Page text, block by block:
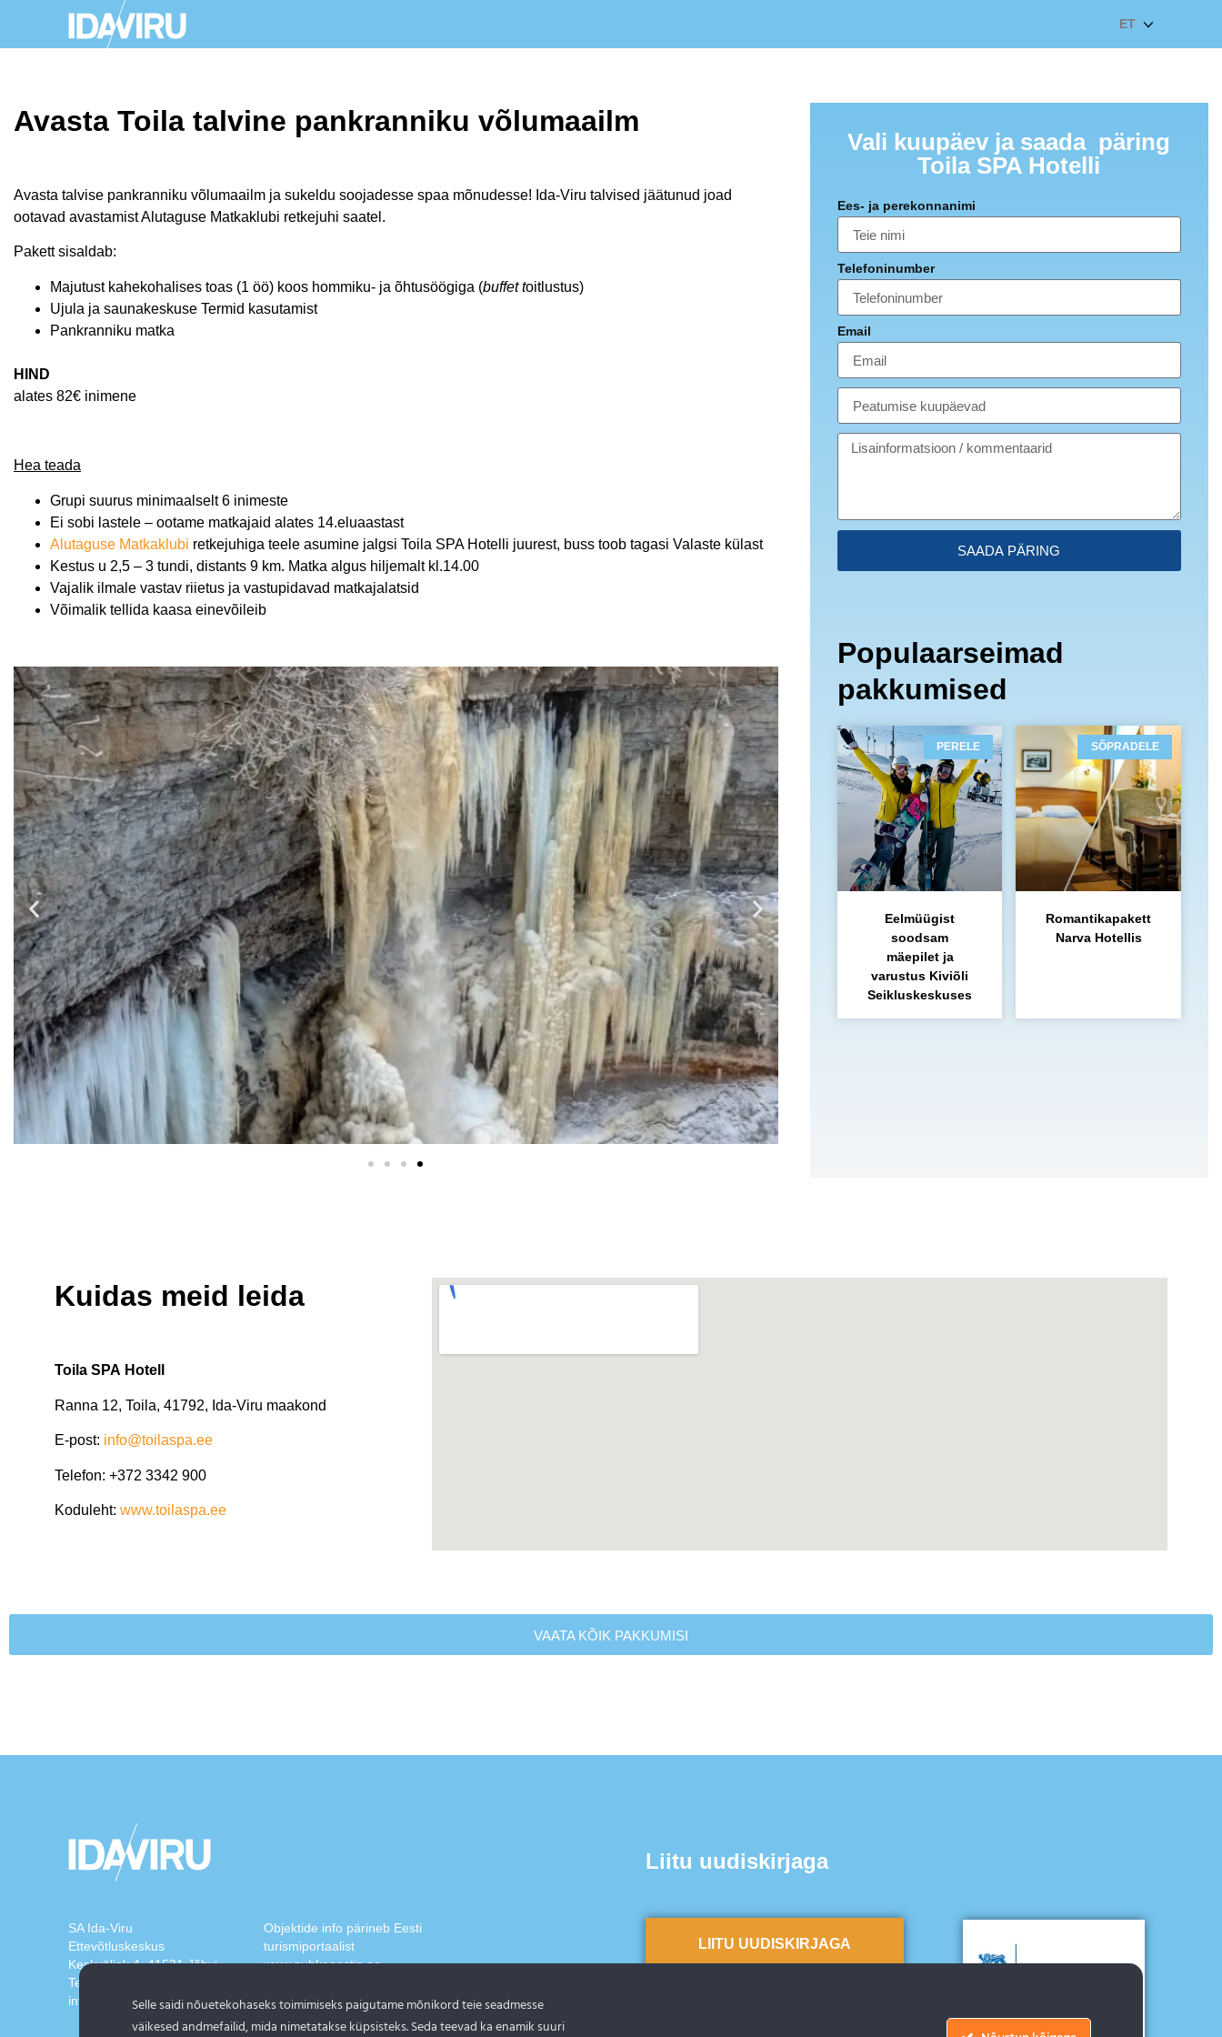
ET
Avasta Toila talvine pankranniku võlumaailm
Avasta talvise pankranniku võlumaailm ja sukeldu soojadesse spaa mõnudesse! Ida-Viru talvised jäätunud joad
ootavad avastamist Alutaguse Matkaklubi retkejuhi saatel.
Pakett sisaldab:
Majutust kahekohalises toas (1 öö) koos hommiku- ja õhtusöögiga (buffet toitlustus)
Ujula ja saunakeskuse Termid kasutamist
Pankranniku matka
HIND
alates 82€ inimene
Hea teada
Grupi suurus minimaalselt 6 inimeste
Ei sobi lastele – ootame matkajaid alates 14.eluaastast
Alutaguse Matkaklubi retkejuhiga teele asumine jalgsi Toila SPA Hotelli juurest, buss toob tagasi Valaste külast
Kestus u 2,5 – 3 tundi, distants 9 km. Matka algus hiljemalt kl.14.00
Vajalik ilmale vastav riietus ja vastupidavad matkajalatsid
Võimalik tellida kaasa einevõileib
Vali kuupäev ja saada päring
Toila SPA Hotelli
Ees- ja perekonnanimi
Telefoninumber
Email
SAADA PÄRING
Populaarseimad
pakkumised
PERELE
Eelmüügist
soodsam
mäepilet ja
varustus Kiviõli
Seikluskeskuses
SÕPRADELE
Romantikapakett
Narva Hotellis
Kuidas meid leida
Toila SPA Hotell
Ranna 12, Toila, 41792, Ida-Viru maakond
E-post: info@toilaspa.ee
Telefon: +372 3342 900
Koduleht: www.toilaspa.ee
VAATA KÕIK PAKKUMISI
SA Ida-Viru
Ettevõtluskeskus
Keskväljak 4, 41531 Jõhvi
Tel.:
info@ivek.ee
Objektide info pärineb Eesti
turismiportaalist
www.puhkaeestis.ee
Liitu uudiskirjaga
LIITU UUDISKIRJAGA
Selle saidi nõuetekohaseks toimimiseks paigutame mõnikord teie seadmesse
väikesed andmefailid, mida nimetatakse küpsisteks. Seda teevad ka enamik suuri